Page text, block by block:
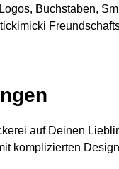
Buchstaben,
auf Deinen
komplizierten